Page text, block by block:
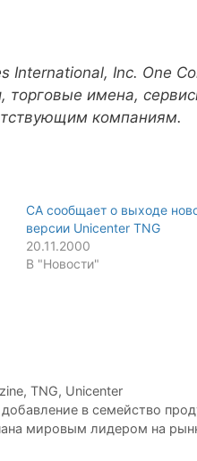
International, Inc. One
торговые имена,
компаниям.
CA сообщает о выходе
версии Unicenter TNG
20.11.2000
В "Новости"
, TNG, Unicenter
в семейство
мировым лидером на